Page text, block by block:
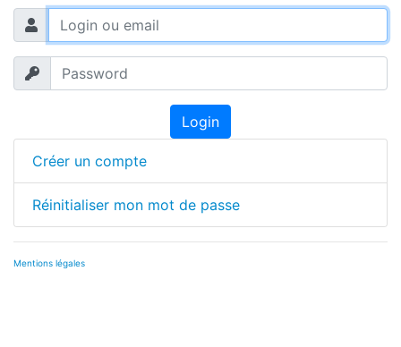
Login
Créer un compte
Réinitialiser mon mot de passe
Mentions légales